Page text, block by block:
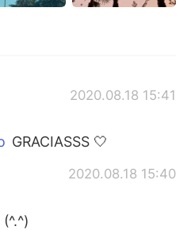
Việt
2020.08.18 15:41
GRACIASSS 🤍
2020.08.18 15:40